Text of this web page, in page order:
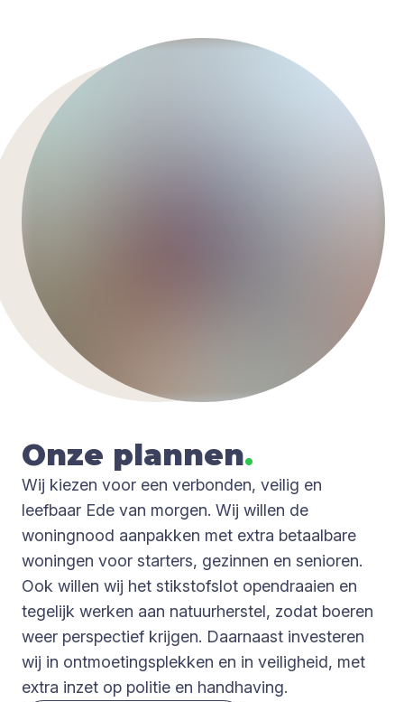
Onze plan­nen.
Wij kiezen voor een verbonden, veilig en
leefbaar Ede van morgen. Wij willen de
woningnood aanpakken met extra betaalbare
woningen voor starters, gezinnen en senioren.
Ook willen wij het stikstofslot opendraaien en
tegelijk werken aan natuurherstel, zodat boeren
weer perspectief krijgen. Daarnaast investeren
wij in ontmoetingsplekken en in veiligheid, met
extra inzet op politie en handhaving.